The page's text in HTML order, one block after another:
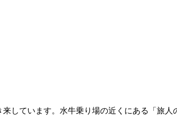
しています。水牛乗り場の近くにある「旅人